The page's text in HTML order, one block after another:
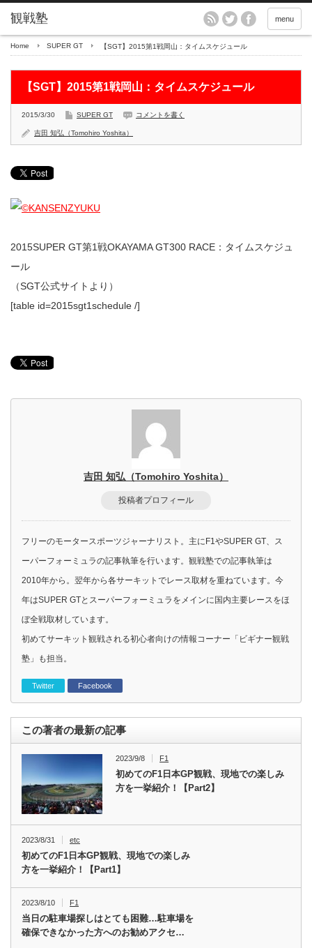
menu
Home SUPER GT 【SGT】2015第1戦岡山：タイムスケジュール
【SGT】2015第1戦岡山：タイムスケジュール
2015/3/30 SUPER GT コメントを書く
吉田 知弘（Tomohiro Yoshita）
2015SUPER GT第1戦OKAYAMA GT300 RACE：タイムスケジュ
ール
（SGT公式サイトより）
[table id=2015sgt1schedule /]
吉田 知弘（Tomohiro Yoshita）
投稿者プロフィール
フリーのモータースポーツジャーナリスト。主にF1やSUPER GT、ス
ーパーフォーミュラの記事執筆を行います。観戦塾での記事執筆は
2010年から。翌年から各サーキットでレース取材を重ねています。今
年はSUPER GTとスーパーフォーミュラをメインに国内主要レースをほ
ぼ全戦取材しています。
初めてサーキット観戦される初心者向けの情報コーナー「ビギナー観戦
塾」も担当。
Twitter Facebook
この著者の最新の記事
2023/9/8 F1
初めてのF1日本GP観戦、現地での楽しみ
方を一挙紹介！【Part2】
2023/8/31 etc
初めてのF1日本GP観戦、現地での楽しみ
方を一挙紹介！【Part1】
2023/8/10 F1
当日の駐車場探しはとても困難…駐車場を
確保できなかった方へのお勧めアクセ…